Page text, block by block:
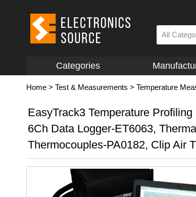
All
Categories
Home > Test & Measurements > Temperature
EasyTrack3 Temperature
6Ch Data Logger-ET6063,
Thermocouples-PA0182, Clip Air